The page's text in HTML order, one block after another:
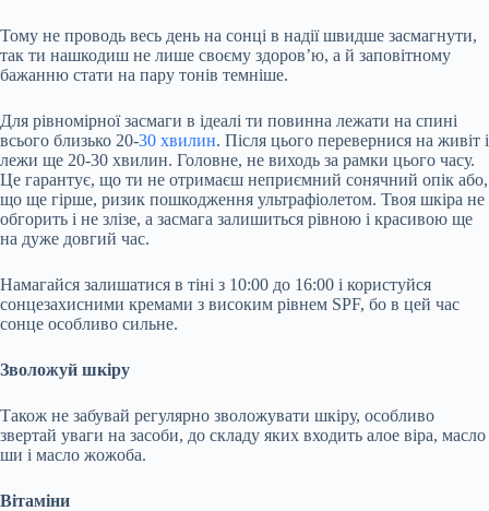
Тому не проводь весь день на сонці в надії швидше засмагнути,
так ти нашкодиш не лише своєму здоров’ю, а й заповітному
бажанню стати на пару тонів темніше.
Для рівномірної засмаги в ідеалі ти повинна лежати на спині
всього близько 20-30 хвилин. Після цього перевернися на живіт і
лежи ще 20-30 хвилин. Головне, не виходь за рамки цього часу.
Це гарантує, що ти не отримаєш неприємний сонячний опік або,
що ще гірше, ризик пошкодження ультрафіолетом. Твоя шкіра не
обгорить і не злізе, а засмага залишиться рівною і красивою ще
на дуже довгий час.
Намагайся залишатися в тіні з 10:00 до 16:00 і користуйся
сонцезахисними кремами з високим рівнем SPF, бо в цей час
сонце особливо сильне.
Зволожуй шкіру
Також не забувай регулярно зволожувати шкіру, особливо
звертай уваги на засоби, до складу яких входить алое віра, масло
ши і масло жожоба.
Вітаміни